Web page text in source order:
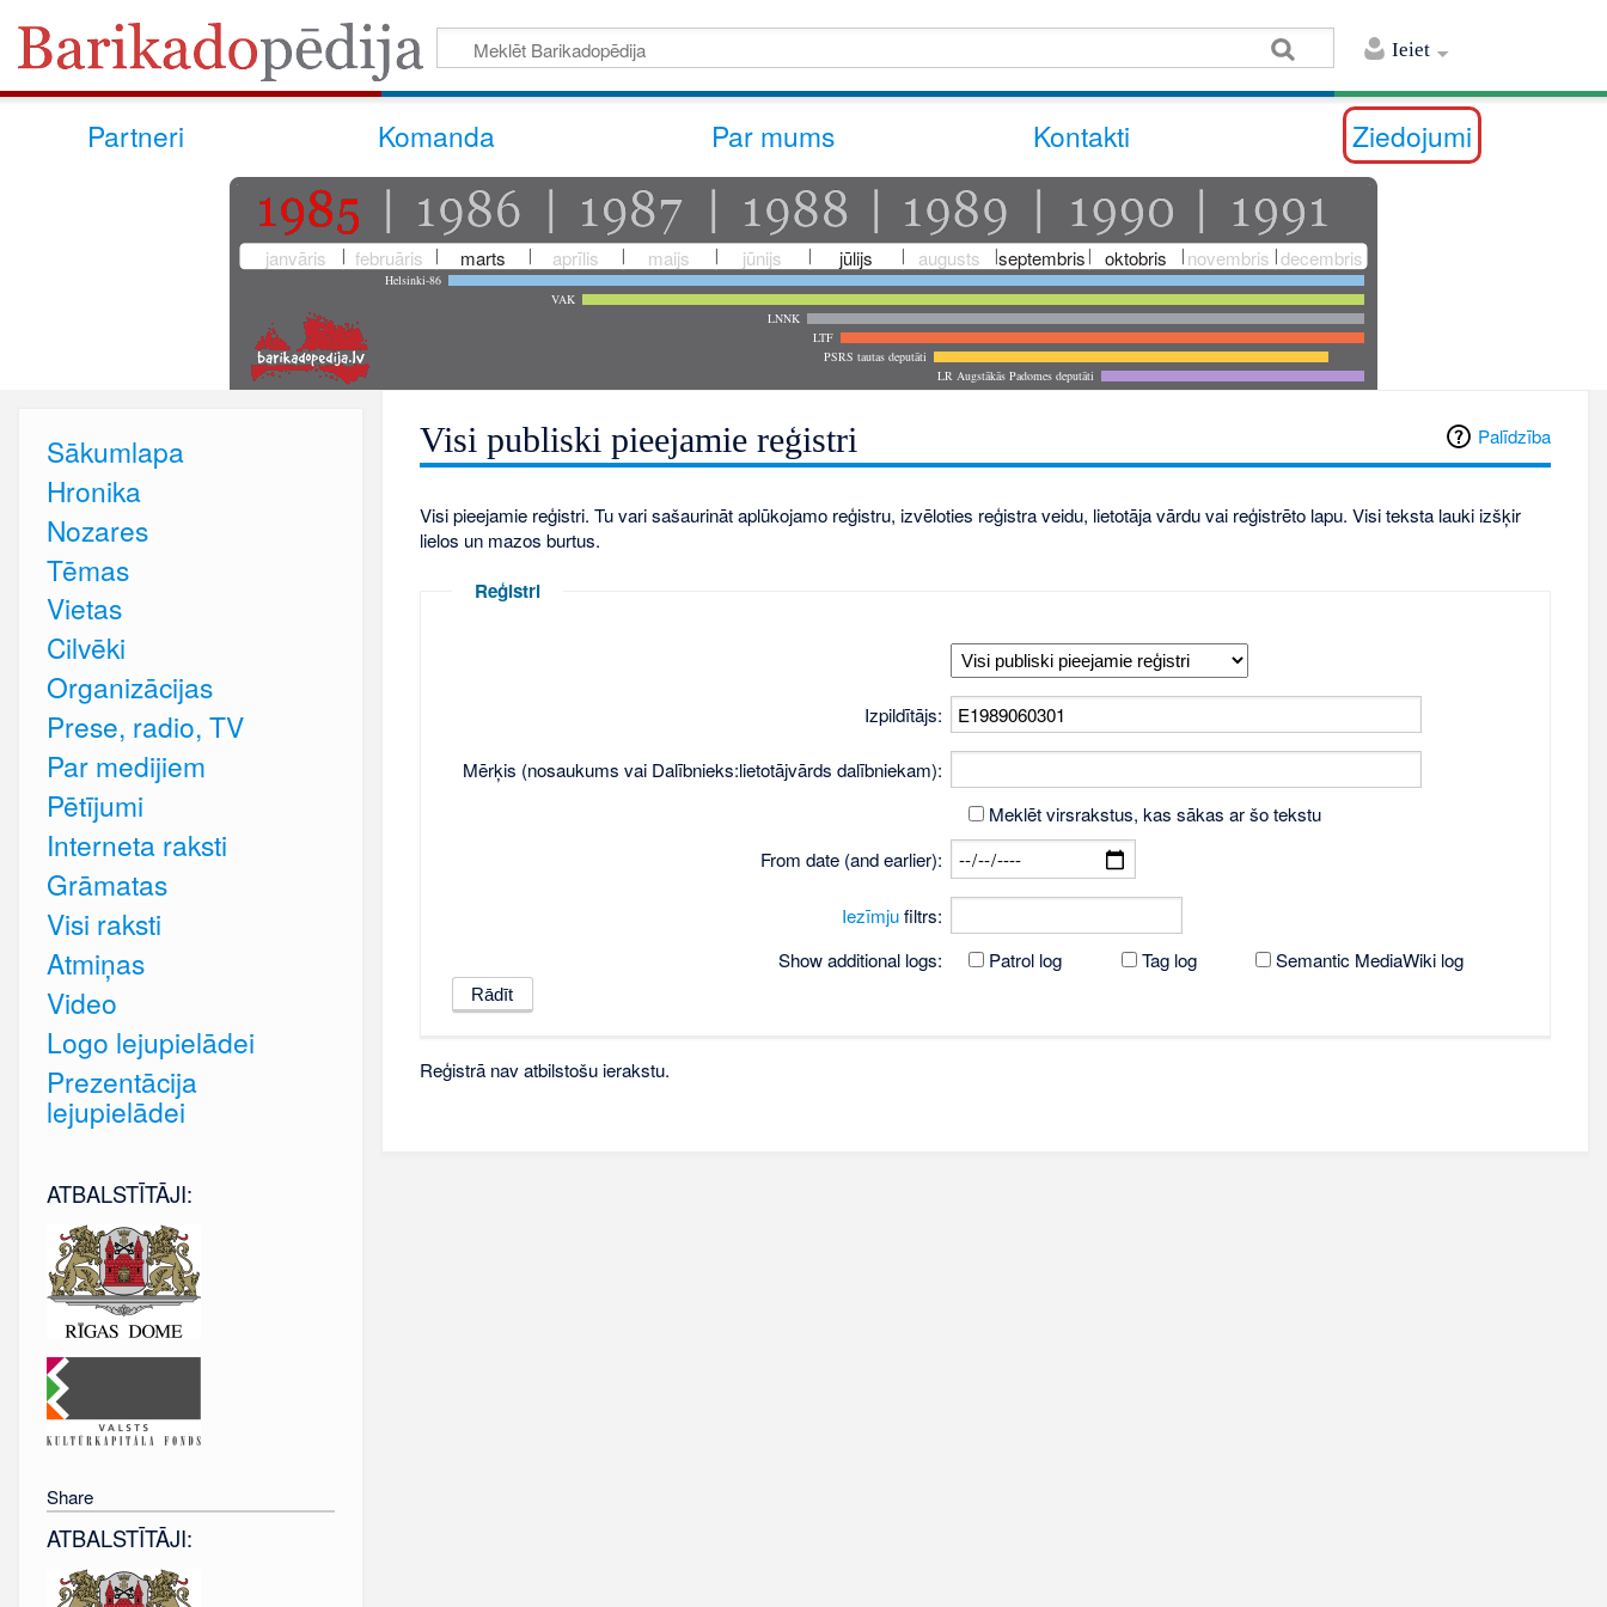
Ieiet
Partneri Komanda Par mums Kontakti Ziedojumi
janvāris februāris marts aprīlis maijs jūnijs jūlijs augusts septembris oktobris novembris decembris
Helsinki-86
VAK
LNNK
LTF
PSRS tautas deputāti
LR Augstākās Padomes deputāti
Palīdzība
Visi publiski pieejamie reģistri
Visi pieejamie reģistri. Tu vari sašaurināt aplūkojamo reģistru, izvēloties reģistra veidu, lietotāja vārdu vai reģistrēto lapu. Visi teksta lauki izšķir
lielos un mazos burtus.
Reģistri
Izpildītājs:
Mērķis (nosaukums vai Dalībnieks:lietotājvārds dalībniekam):
Meklēt virsrakstus, kas sākas ar šo tekstu
From date (and earlier):
Iezīmjufiltrs:
Show additional logs:
Patrol log Tag log Semantic MediaWiki log
Reģistrā nav atbilstošu ierakstu.
Sākumlapa
Hronika
Nozares
Tēmas
Vietas
Cilvēki
Organizācijas
Prese, radio, TV
Par medijiem
Pētījumi
Interneta raksti
Grāmatas
Visi raksti
Atmiņas
Video
Logo lejupielādei
Prezentācija
lejupielādei
ATBALSTĪTĀJI:
Share
ATBALSTĪTĀJI: